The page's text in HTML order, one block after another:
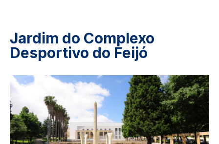
Jardim do Complexo
Desportivo do Feijó
Image